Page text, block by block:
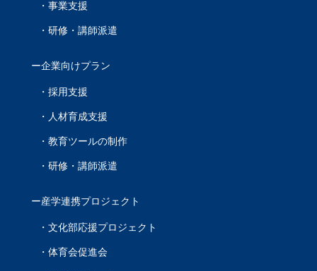
事業支援
研修・講師派遣
企業向けプラン
採用支援
人材育成支援
教育ツールの制作
研修・講師派遣
産学連携プロジェクト
文化部応援プロジェクト
体育会促進会